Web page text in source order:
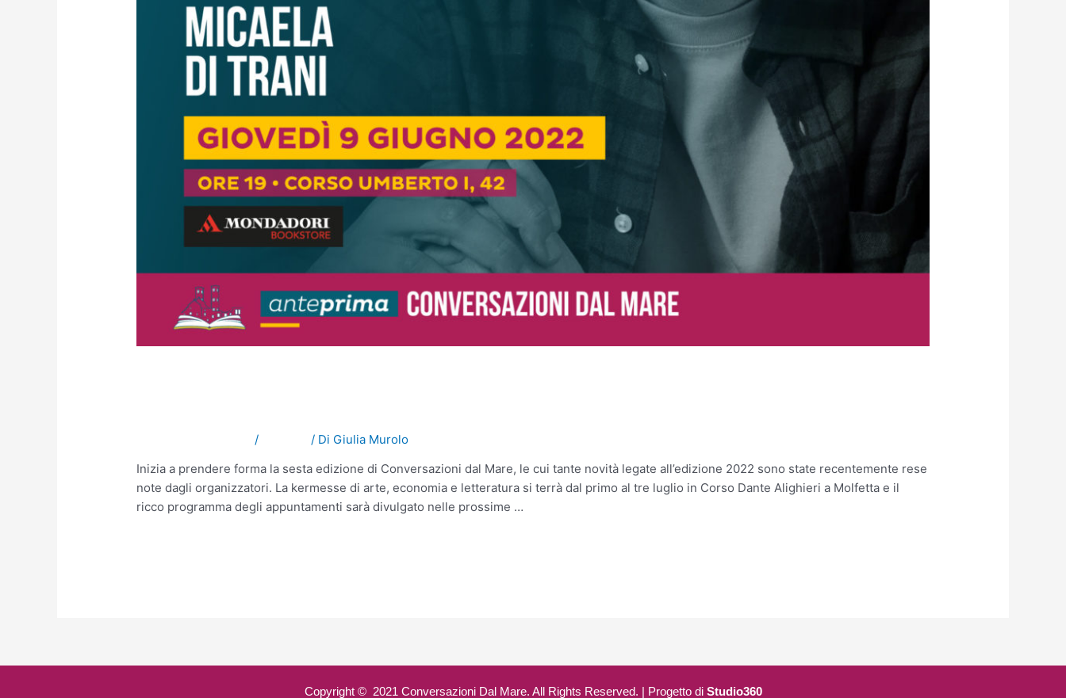
/ / Di Giulia Murolo
Inizia a prendere forma la sesta edizione di Conversazioni dal Mare, le cui tante novità legate all’edizione 2022 sono state recentemente rese
note dagli organizzatori. La kermesse di arte, economia e letteratura si terrà dal primo al tre luglio in Corso Dante Alighieri a Molfetta e il
ricco programma degli appuntamenti sarà divulgato nelle prossime …
Copyright © 2021 Conversazioni Dal Mare. All Rights Reserved. | Progetto di Studio360